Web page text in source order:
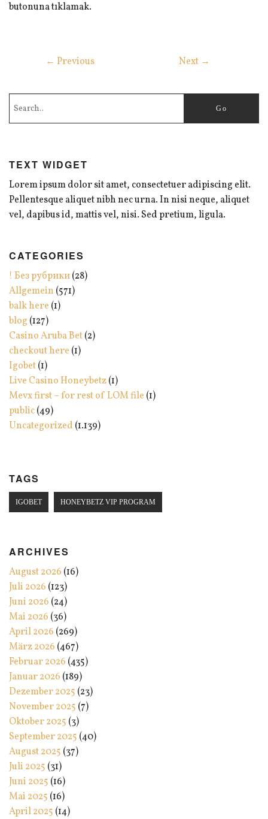
butonuna tıklamak.
← Previous Next →
TEXT WIDGET
Lorem ipsum dolor sit amet, consectetuer adipiscing elit.
Pellentesque aliquet nibh nec urna. In nisi neque, aliquet
vel, dapibus id, mattis vel, nisi. Sed pretium, ligula.
CATEGORIES
! Без рубрики(28)
Allgemein (571)
balk here (1)
blog (127)
Casino Aruba Bet(2)
checkout here (1)
Igobet(1)
Live Casino Honeybetz(1)
Mevx first – for rest of LOM file (1)
public(49)
Uncategorized (1.139)
TAGS
IGOBET HONEYBETZ VIP PROGRAM
ARCHIVES
August 2026 (16)
Juli 2026 (123)
Juni 2026 (24)
Mai 2026 (36)
April 2026 (269)
März 2026 (467)
Februar 2026 (435)
Januar 2026 (189)
Dezember 2025 (23)
November 2025 (7)
Oktober 2025 (3)
September 2025 (40)
August 2025 (37)
Juli 2025 (31)
Juni 2025 (16)
Mai 2025 (16)
April 2025 (14)